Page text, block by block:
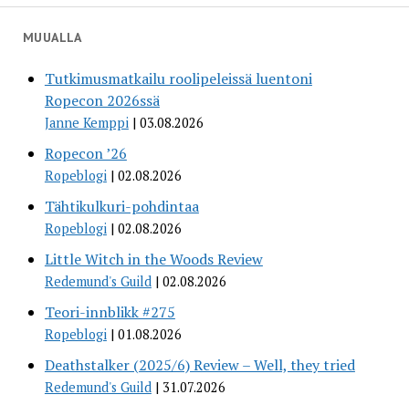
MUUALLA
Tutkimusmatkailu roolipeleissä luentoni
Ropecon 2026ssä
Janne Kemppi 03.08.2026
Ropecon ’26
Ropeblogi 02.08.2026
Tähtikulkuri-pohdintaa
Ropeblogi 02.08.2026
Little Witch in the Woods Review
Redemund's Guild 02.08.2026
Teori-innblikk #275
Ropeblogi 01.08.2026
Deathstalker (2025/6) Review – Well, they tried
Redemund's Guild 31.07.2026